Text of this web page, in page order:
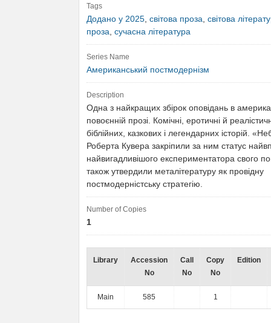
Tags
Додано у 2025, світова проза, світова
проза, сучасна література
Series Name
Американський постмодернізм
Description
Одна з найкращих збірок оповідань в
повоєнній прозі. Комічні, еротичні й
біблійних, казкових і легендарних історій.
Роберта Кувера закріпили за ним статус
найвигадливішого експериментатора свого
також утвердили металітературу як провідну
постмодерністську стратегію.
Number of Copies
1
Library
Accession
No
Call
No
Copy
No
Edition
Main 585 1